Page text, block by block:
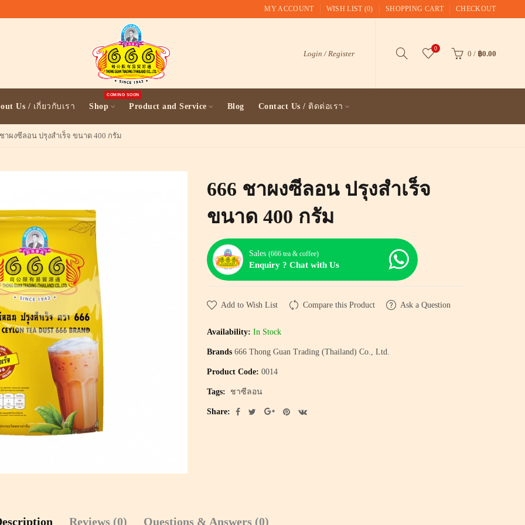
MY ACCOUNT WISH LIST (0) SHOPPING CART CHECKOUT
Login / Register
0
0 / ฿0.00
Us / เกี่ยวกับเรา Shop
COMING SOON
Product and Service Blog Contact Us / ติดต่อเรา
าผงซีลอน ปรุงสำเร็จ ขนาด 400 กรัม
666 ชาผงซีลอน ปรุงสำเร็จ
ขนาด 400 กรัม
Sales (666 tea & coffee)
Enquiry ? Chat with Us
Add to Wish List Compare this Product Ask a Question
Availability: In Stock
Brands 666 Thong Guan Trading (Thailand) Co., Ltd.
Product Code: 0014
Tags: ชาซีลอน
Share:
Reviews (0) Questions & Answers (0)